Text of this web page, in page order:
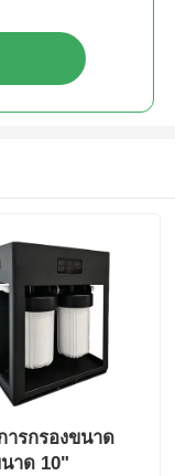
ารกรองขนาด
าด 10"